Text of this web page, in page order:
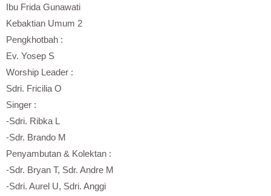
Ibu Frida Gunawati
Kebaktian Umum 2
Pengkhotbah :
Ev. Yosep S
Worship Leader :
Sdri. Fricilia O
Singer :
-Sdri. Ribka L
-Sdr. Brando M
Penyambutan & Kolektan :
-Sdr. Bryan T, Sdr. Andre M
-Sdri. Aurel U, Sdri. Anggi